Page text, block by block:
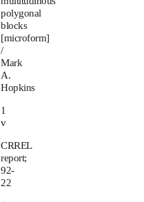
polygonal
blocks
[microform]
/
Mark
A.
Hopkins
1
v
CRREL
report;
92-
22